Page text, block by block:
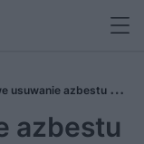
usuwanie azbestu w
na usuwanie
azbestu